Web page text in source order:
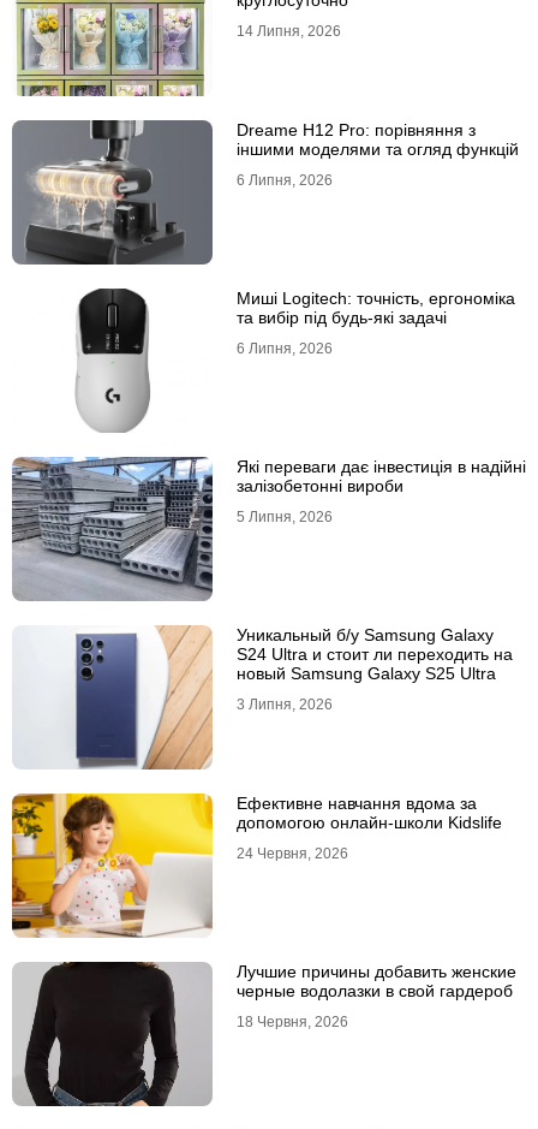
14 Липня, 2026
Dreame H12 Pro: порівняння з
іншими моделями та огляд функцій
6 Липня, 2026
Миші Logitech: точність, ергономіка
та вибір під будь-які задачі
6 Липня, 2026
Які переваги дає інвестиція в надійні
залізобетонні вироби
5 Липня, 2026
Уникальный б/у Samsung Galaxy
S24 Ultra и стоит ли переходить на
новый Samsung Galaxy S25 Ultra
3 Липня, 2026
Ефективне навчання вдома за
допомогою онлайн-школи Kidslife
24 Червня, 2026
Лучшие причины добавить женские
черные водолазки в свой гардероб
18 Червня, 2026